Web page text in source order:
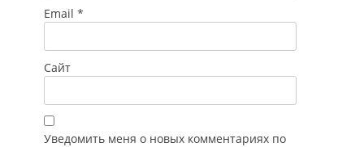
Email *
Сайт
Уведомить меня о новых комментариях по